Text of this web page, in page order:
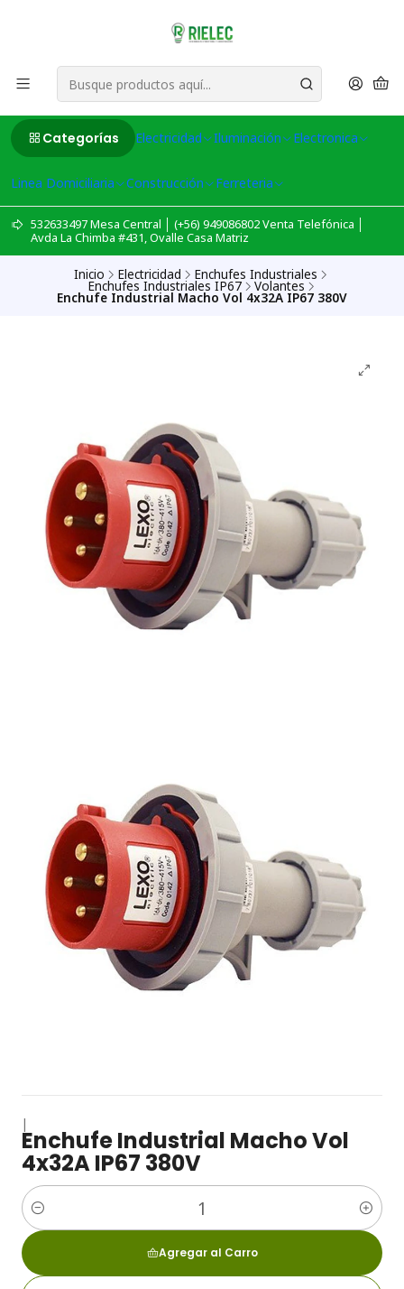
Categorías Electricidad Iluminación Electronica
Linea Domiciliaria Construcción Ferreteria
532633497 Mesa Central │ (+56) 949086802 Venta Telefónica │
Avda La Chimba #431, Ovalle Casa Matriz
Inicio Electricidad Enchufes Industriales
Enchufes Industriales IP67 Volantes
Enchufe Industrial Macho Vol 4x32A IP67 380V
|
Enchufe Industrial Macho Vol
4x32A IP67 380V
Cantidad
Agregar al Carro